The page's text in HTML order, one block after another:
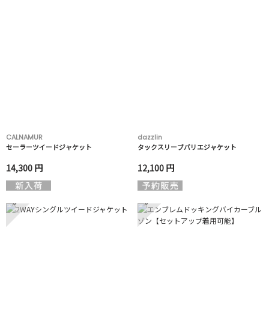
CALNAMUR
セーラーツイードジャケット
14,300 円
dazzlin
タックスリーブバリエジャケット
12,100 円
5 6